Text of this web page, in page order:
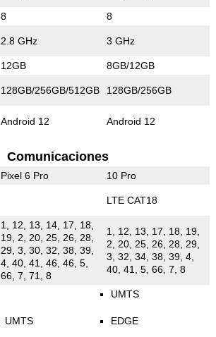
8 8
2.8 GHz 3 GHz
12GB 8GB/12GB
128GB/256GB/512GB 128GB/256GB
Android 12 Android 12
Comunicaciones
Pixel 6 Pro 10 Pro
LTE CAT18
1, 12, 13, 14, 17, 18,
19, 2, 20, 25, 26, 28,
29, 3, 30, 32, 38, 39,
4, 40, 41, 46, 46, 5,
66, 7, 71, 8
1, 12, 13, 17, 18, 19,
2, 20, 25, 26, 28, 29,
3, 32, 34, 38, 39, 4,
40, 41, 5, 66, 7, 8
UMTS
UMTS
EDGE